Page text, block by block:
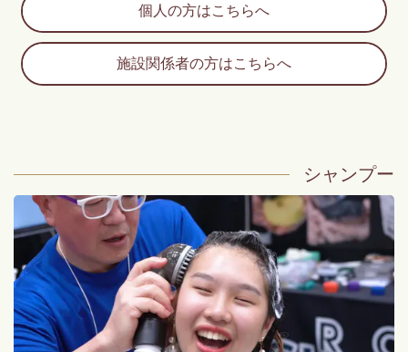
個人の方はこちらへ
施設関係者の方はこちらへ
シャンプー